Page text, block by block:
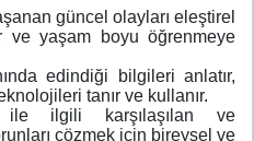
güncel olayları eleştirel
ve yaşam boyu öğrenmeye
edindiği bilgileri anlatır,
tanır ve kullanır.
ilgili karşılaşılan ve
çözmek için bireysel ve